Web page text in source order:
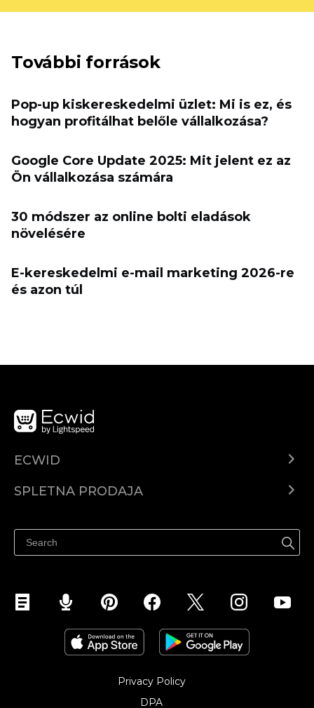
További források
Pop-up kiskereskedelmi üzlet: Mi is ez, és
hogyan profitálhat belőle vállalkozása?
Google Core Update 2025: Mit jelent ez az
Ön vállalkozása számára
30 módszer az online bolti eladások
növelésére
E-kereskedelmi e-mail marketing 2026-re
és azon túl
ECWID
SPLETNA PRODAJA
Prodaja na Instagramu
Privacy Policy
DPA